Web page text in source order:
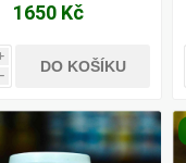
1650 Kč
DO KOŠÍKU